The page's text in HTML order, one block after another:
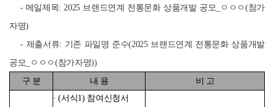
- 메일제목: 2025 브랜드연계 전통문화 상품개발 공모_ㅇㅇㅇ(참가
자명)
- 제출서류: 기존 파일명 준수(2025 브랜드연계 전통문화 상품개발
공모_ㅇㅇㅇ(참가자명))
구 분 내 용 비 고
· (서식1) 참여신청서